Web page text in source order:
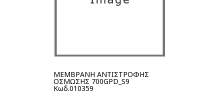
ΜΕΜΒΡΑΝΗ ΑΝΤΙΣΤΡΟΦΗΣ
ΟΣΜΩΣΗΣ 700GPD_S9
Κωδ.010359